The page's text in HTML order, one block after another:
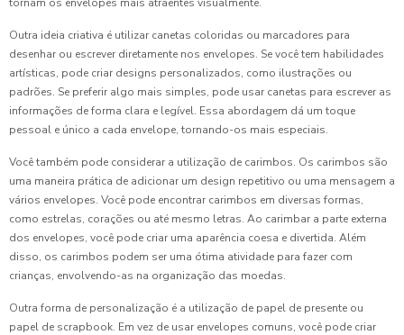
Outra ideia criativa é utilizar canetas coloridas ou marcadores para
desenhar ou escrever diretamente nos envelopes. Se você tem habilidades
artísticas, pode criar designs personalizados, como ilustrações ou
padrões. Se preferir algo mais simples, pode usar canetas para escrever as
informações de forma clara e legível. Essa abordagem dá um toque
pessoal e único a cada envelope, tornando-os mais especiais.
Você também pode considerar a utilização de carimbos. Os carimbos são
uma maneira prática de adicionar um design repetitivo ou uma mensagem a
vários envelopes. Você pode encontrar carimbos em diversas formas,
como estrelas, corações ou até mesmo letras. Ao carimbar a parte externa
dos envelopes, você pode criar uma aparência coesa e divertida. Além
disso, os carimbos podem ser uma ótima atividade para fazer com
crianças, envolvendo-as na organização das moedas.
Outra forma de personalização é a utilização de papel de presente ou
papel de scrapbook. Em vez de usar envelopes comuns, você pode criar